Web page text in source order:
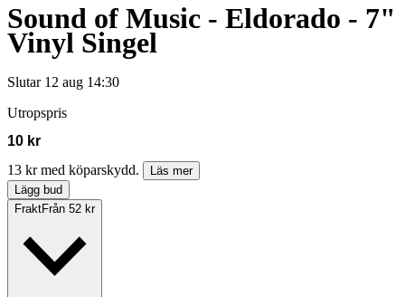
Sound of Music - Eldorado - 7"
Vinyl Singel
Slutar 12 aug 14:30
Utropspris
10 kr
13 kr med köparskydd.
Läs mer
Lägg bud
FraktFrån 52 kr